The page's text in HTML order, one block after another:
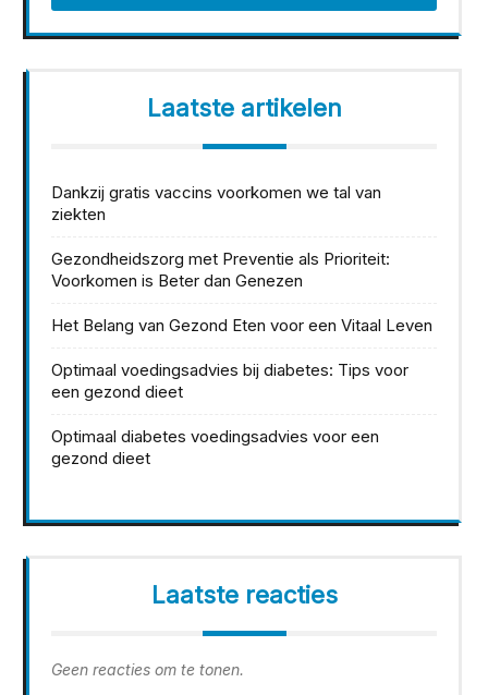
Laatste artikelen
Dankzij gratis vaccins voorkomen we tal van
ziekten
Gezondheidszorg met Preventie als Prioriteit:
Voorkomen is Beter dan Genezen
Het Belang van Gezond Eten voor een Vitaal Leven
Optimaal voedingsadvies bij diabetes: Tips voor
een gezond dieet
Optimaal diabetes voedingsadvies voor een
gezond dieet
Laatste reacties
Geen reacties om te tonen.